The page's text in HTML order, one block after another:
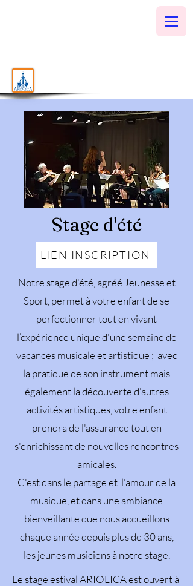
Stage d'été
LIEN INSCRIPTION
Notre stage d'été, agréé Jeunesse et
Sport, permet à votre enfant de se
perfectionner tout en vivant
l’expérience unique d'une semaine de
vacances musicale et artistique ; avec
la pratique de son instrument mais
également la découverte d'autres
activités artistiques, votre enfant
prendra de l'assurance tout en
s'enrichissant de nouvelles rencontres
amicales.
C'est dans le partage et l'amour de la
musique, et dans une ambiance
bienveillante que nous accueillons
chaque année depuis plus de 30 ans,
les jeunes musiciens à notre stage.
Le stage estival ARIOLICA est ouvert à